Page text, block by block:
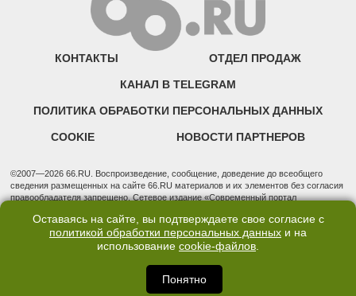
КОНТАКТЫ ОТДЕЛ ПРОДАЖ
КАНАЛ В TELEGRAM
ПОЛИТИКА ОБРАБОТКИ ПЕРСОНАЛЬНЫХ ДАННЫХ
COOKIE НОВОСТИ ПАРТНЕРОВ
©2007—2026 66.RU. Воспроизведение, сообщение, доведение до всеобщего
сведения размещенных на сайте 66.RU материалов и их элементов без согласия
правообладателя запрещено. Сетевое издание «Современный портал
надзору в сфере связи, информационных технологий и массовых коммуникаций
(Роскомнадзор). Регистрационный номер ЭЛ № ФС 77 - 76634 от 02.09.2019
Учредитель: Общество с ограниченной ответственностью "66.ру". Юридический
3, оф. 7015 Фактический адрес редакции и отдела продаж: 620014, Свердловская
обл., г. Екатеринбург, ул. Бориса Ельцина, д. 3, оф. 7015, +7 (343) 288-50-66
info@news.66.ru Главный редактор: Шлыков Дмитрий Владимирович
Оставаясь на сайте, вы подтверждаете свое согласие с
политикой обработки персональных данных и на
использование cookie-файлов.
Понятно